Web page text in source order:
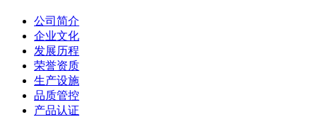
公司简介
企业文化
发展历程
荣誉资质
生产设施
品质管控
产品认证